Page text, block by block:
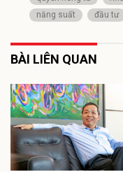
năng suất
đầu tư
BÀI LIÊN QUAN